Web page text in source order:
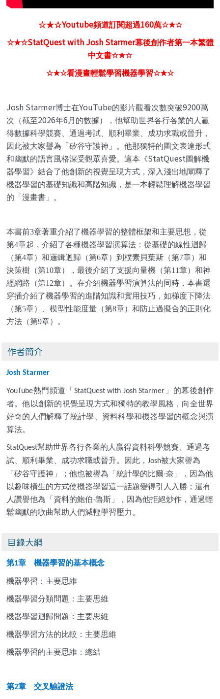
☆★☆Youtube頻道訂閱超過160萬☆★☆
☆★☆StatQuest with Josh Starmer幕後創作者第一本繁體
中文書☆★☆
☆★☆看漫畫輕鬆學習機器學習☆★☆
Josh Starmer博士在YouTube的影片觀看次數突破9200萬
次（截至2026年6 月的數據），他幫助世界各行各業的人贏
得數據科學競賽、通過考試、順利畢業、成功求職或晉升，
因此被大家譽為「矽谷守護神」。他那獨特的圖文表達形式
和幽默的語言風格深受觀眾喜愛。這本《StatQuest圖解機
器學習》結合了他創新的視覺呈現方式，深入淺出地闡釋了
機器學習的基礎知識和高階知識，是一本輕鬆理解機器學習
的「漫畫書」。
本書前3章著重介紹了機器學習的整體框架和主要思想，從
第4章起，介紹了各種機器學習演算法：從基礎的線性迴歸
（第4章）和邏輯迴歸（第6章）到樸素貝葉斯（第7章）和
決策樹（第10章），最後介紹了支援向量機（第11章）和神
經網路（第12章）。在介紹機器學習演算法的同時，本書還
穿插介紹了機器學習的進階知識和實用技巧，如梯度下降法
（第5章）、模型性能度量（第8章）和防止過擬合的正則化
方法（第9章）。
作者簡介
Josh Starmer
YouTube熱門頻道「 StatQuest with Josh Starmer 」的幕後創作
者。他以創新的視覺呈現方式和獨特的教學風格，向全世界
好奇的人們解釋了統計學、資料科學和機器學習的概念與演
算法。
StatQuest幫助世界各行各業的人贏得資料科學競賽、通過考
試、順利畢業、成功求職或晉升。因此， Josh被大家譽為
「矽谷守護神」；他也被譽為「統計學的比爾·奈」，因為他
以趣味橫生的方式使機器學習這一話題變得引人入勝；還有
人讚譽他為「資料的鮑伯·魯斯」，因為他拒絕炒作，通過輕
鬆幽默的歌曲幫助人們減輕學習壓力。
目錄大綱
第1章 機器學習的基本概念
機器學習：主要思維
機器學習分類問題：主要思維
機器學習迴歸問題：主要思維
機器學習方法的比較：主要思維
機器學習的主要思維：總結
第2章 交叉驗證法